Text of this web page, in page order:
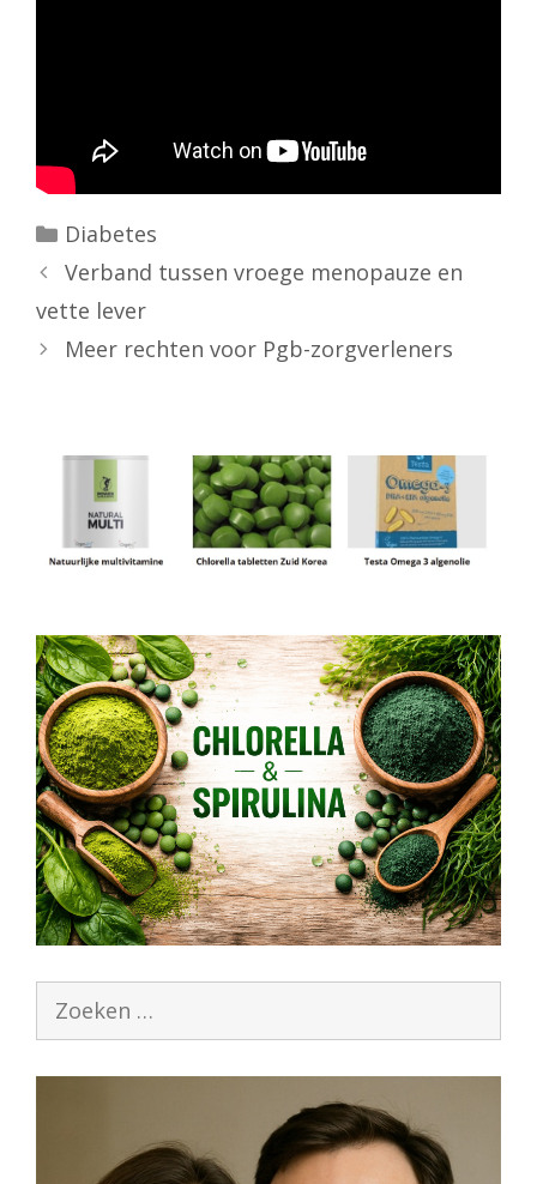
Categorieën
Diabetes
Verband tussen vroege menopauze en
vette lever
Meer rechten voor Pgb-zorgverleners
Zoek